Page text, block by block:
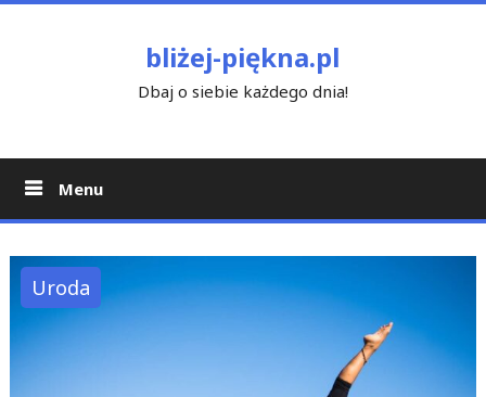
bliżej-piękna.pl
Dbaj o siebie każdego dnia!
Menu
Uroda